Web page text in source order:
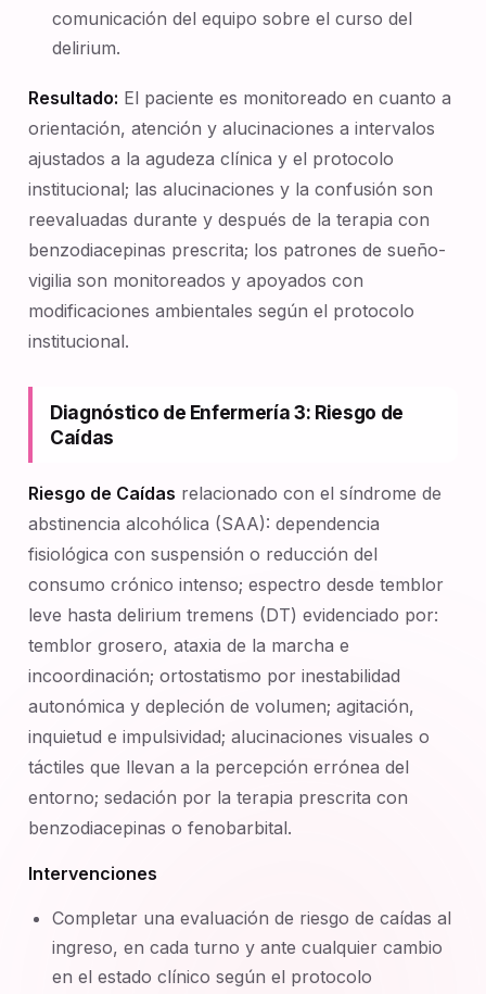
comunicación del equipo sobre el curso del
delirium.
Resultado: El paciente es monitoreado en cuanto a
orientación, atención y alucinaciones a intervalos
ajustados a la agudeza clínica y el protocolo
institucional; las alucinaciones y la confusión son
reevaluadas durante y después de la terapia con
benzodiacepinas prescrita; los patrones de sueño-
vigilia son monitoreados y apoyados con
modificaciones ambientales según el protocolo
institucional.
Diagnóstico de Enfermería 3: Riesgo de
Caídas
Riesgo de Caídas relacionado con el síndrome de
abstinencia alcohólica (SAA): dependencia
fisiológica con suspensión o reducción del
consumo crónico intenso; espectro desde temblor
leve hasta delirium tremens (DT) evidenciado por:
temblor grosero, ataxia de la marcha e
incoordinación; ortostatismo por inestabilidad
autonómica y depleción de volumen; agitación,
inquietud e impulsividad; alucinaciones visuales o
táctiles que llevan a la percepción errónea del
entorno; sedación por la terapia prescrita con
benzodiacepinas o fenobarbital.
Intervenciones
Completar una evaluación de riesgo de caídas al
ingreso, en cada turno y ante cualquier cambio
en el estado clínico según el protocolo